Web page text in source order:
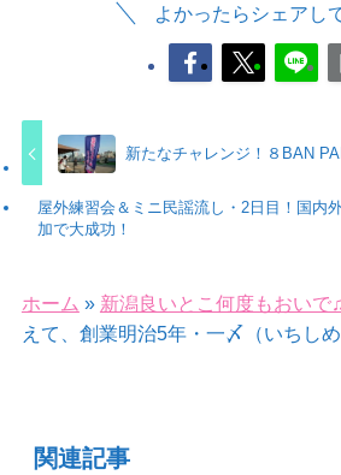
よかったらシェアし
新たなチャレンジ！８BAN
屋外練習会＆ミニ民謡流し・2日目！国内
加で大成功！
ホーム » 新潟良いとこ何度もおいで
えて、創業明治5年・一〆（いちしめ
関連記事